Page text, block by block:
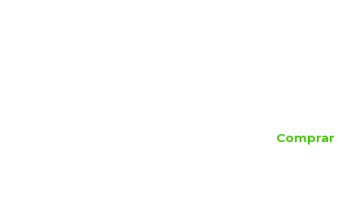
Comprar